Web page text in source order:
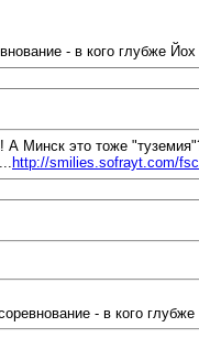
- в кого глубже
А Минск это тоже
http://smilies.sofrayt.com/
- в кого